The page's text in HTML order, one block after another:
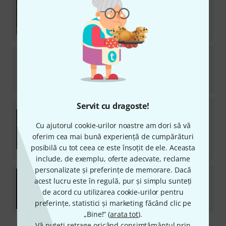
Servit cu dragoste!
Cu ajutorul cookie-urilor noastre am dori să vă
oferim cea mai bună experiență de cumpărături
posibilă cu tot ceea ce este însoțit de ele. Aceasta
include, de exemplu, oferte adecvate, reclame
personalizate și preferințe de memorare. Dacă
acest lucru este în regulă, pur și simplu sunteți
de acord cu utilizarea cookie-urilor pentru
preferințe, statistici și marketing făcând clic pe
„Bine!” (arata tot).
1
Descarcă licență
lei
Emotional Cello Crossgrade
Descarcă licență
lei
Best Service Chris Hein Horns Pro Complete
Descarcă licență
2.599 lei
30-prețul zilei:3.399 lei
-24%
Best ServiceGalaxy III
10
Descarcă licență
1.366 lei